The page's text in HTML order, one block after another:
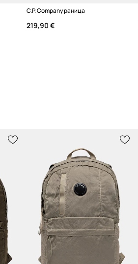
и
и добавя
C.P. Company раница
219,90 €